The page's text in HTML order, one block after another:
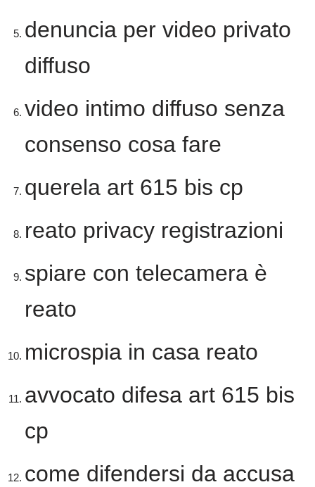
denuncia per video privato
diffuso
video intimo diffuso senza
consenso cosa fare
querela art 615 bis cp
reato privacy registrazioni
spiare con telecamera è
reato
microspia in casa reato
avvocato difesa art 615 bis
cp
come difendersi da accusa